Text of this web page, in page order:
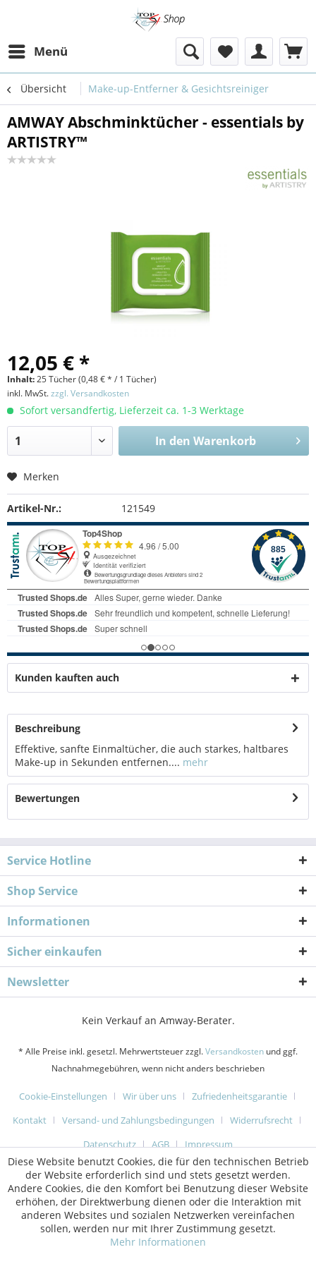
Menü
Übersicht Make-up-Entferner & Gesichtsreiniger
AMWAY Abschminktücher - essentials by
ARTISTRY™
12,05 € *
Inhalt:25 Tücher (0,48 €* / 1 Tücher)
inkl. MwSt.zzgl. Versandkosten
Sofort versandfertig, Lieferzeit ca. 1-3 Werktage
In den Warenkorb
Merken
Artikel-Nr.: 121549
Kunden kauften auch
Beschreibung
Effektive, sanfte Einmaltücher, die auch starkes, haltbares
Make-up in Sekunden entfernen.... mehr
Bewertungen
Service Hotline
Shop Service
Informationen
Sicher einkaufen
Newsletter
Kein Verkauf an Amway-Berater.
* Alle Preise inkl. gesetzl. Mehrwertsteuer zzgl.Versandkosten und ggf.
Nachnahmegebühren, wenn nicht anders beschrieben
Cookie-Einstellungen Wir über uns
Zufriedenheitsgarantie
Kontakt
Versand- und Zahlungsbedingungen
Widerrufsrecht
Datenschutz
AGB Impressum
Diese Website benutzt Cookies, die für den technischen Betrieb
der Website erforderlich sind und stets gesetzt werden.
Andere Cookies, die den Komfort bei Benutzung dieser Website
erhöhen, der Direktwerbung dienen oder die Interaktion mit
anderen Websites und sozialen Netzwerken vereinfachen
sollen, werden nur mit Ihrer Zustimmung gesetzt.
Mehr Informationen